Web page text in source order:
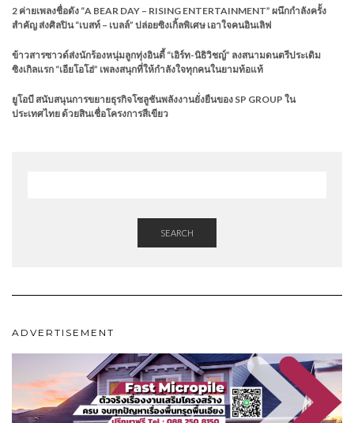
2 ค่ายเพลงชื่อดัง “A BEAR DAY – RISING ENTERTAINMENT” ผนึกกำลังครั้ง
สำคัญ ส่งศิลปิน “เบสท์ – เบลล์” ปล่อยซิงเกิ้ลพิเศษ เอาใจคนอินเลิฟ
ข้าวสารซาวด์ส่งนักร้องหนุ่มลูกทุ่งอินดี้ “เอิร์ท-นิธิวิชญ์” ลงสนามดนตรีประเดิม
ซิงเกิลแรก “เอียโอโฮ่” เพลงสนุกที่ให้กำลังใจทุกคนในยามท้อแท้
ยูโอบี สนับสนุนการขยายธุรกิจโซลูชันพลังงานยั่งยืนของ SP GROUP ใน
ประเทศไทย ด้วยสินเชื่อโครงการสีเขียว
SEARCH
ADVERTISEMENT